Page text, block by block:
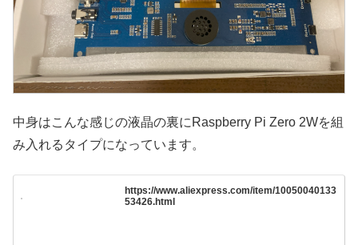
中身はこんな感じの液晶の裏にRaspberry Pi Zero 2Wを組
み入れるタイプになっています。
https://www.aliexpress.com/item/10050040133
53426.html